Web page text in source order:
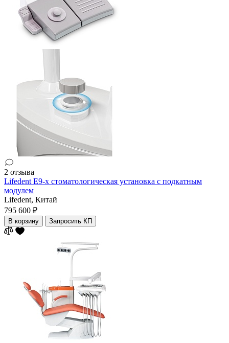
2 отзыва
Lifedent E9-x стоматологическая установка c подкатным
модулем
Lifedent, Китай
795 600 ₽
В корзину Запросить КП